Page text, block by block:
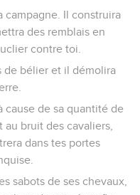
campagne. Il construira
des remblais en
contre toi.
de bélier et il démolira
cause de sa quantité de
bruit des cavaliers,
dans tes portes
sabots de ses chevaux,